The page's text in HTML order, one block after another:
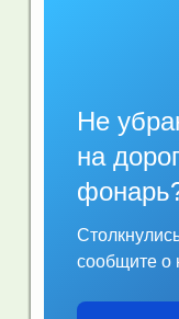
Не
на
сообщите о